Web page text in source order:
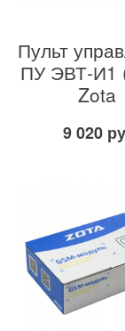
Пульт
ПУ ЭВТ-И1
Zota
9 020